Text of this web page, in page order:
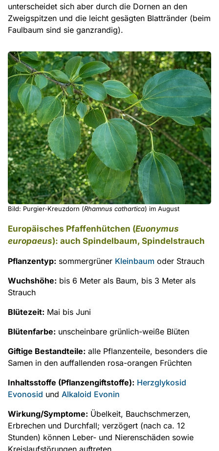
unterscheidet sich aber durch die Dornen an den
Zweigspitzen und die leicht gesägten Blattränder (beim
Faulbaum sind sie ganzrandig).
Bild: Purgier-Kreuzdorn (Rhamnus cathartica) im August
Europäisches Pfaffenhütchen (Euonymus
europaeus): auch Spindelbaum, Spindelstrauch
Pflanzentyp: sommergrüner Kleinbaum oder Strauch
Wuchshöhe: bis 6 Meter als Baum, bis 3 Meter als
Strauch
Blütezeit: Mai bis Juni
Blütenfarbe: unscheinbare grünlich-weiße Blüten
Giftige Bestandteile: alle Pflanzenteile, besonders die
Samen in den auffallenden rosa-orangen Früchten
Inhaltsstoffe (Pflanzengiftstoffe): Herzglykosid
Evonosid und Alkaloid Evonin
Wirkung/Symptome: Übelkeit, Bauchschmerzen,
Erbrechen und Durchfall; verzögert (nach ca. 12
Stunden) können Leber- und Nierenschäden sowie